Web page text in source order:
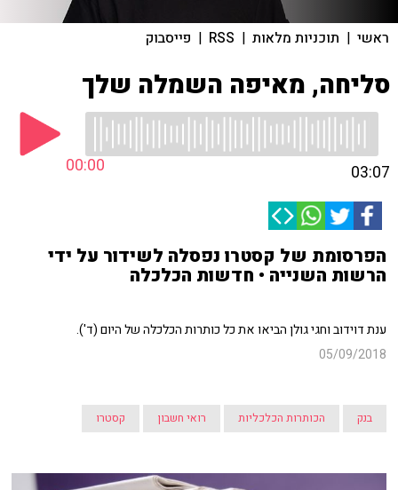
ראשי | תוכניות מלאות |
RSS
| פייסבוק
סליחה, מאיפה השמלה שלך
00:00 03:07
הפרסומת של קסטרו נפסלה לשידור על ידי
הרשות השנייה • חדשות הכלכלה
ענת דוידוב וחגי גולן הביאו את כל כותרות הכלכלה של היום (ד').
05/09/2018
בנק הכותרות הכלכליות רואי חשבון קסטרו